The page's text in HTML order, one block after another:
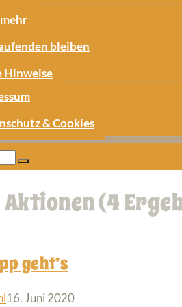
bleiben
Hinweise
& Cookies
(4
geht’s
16. Juni 2020